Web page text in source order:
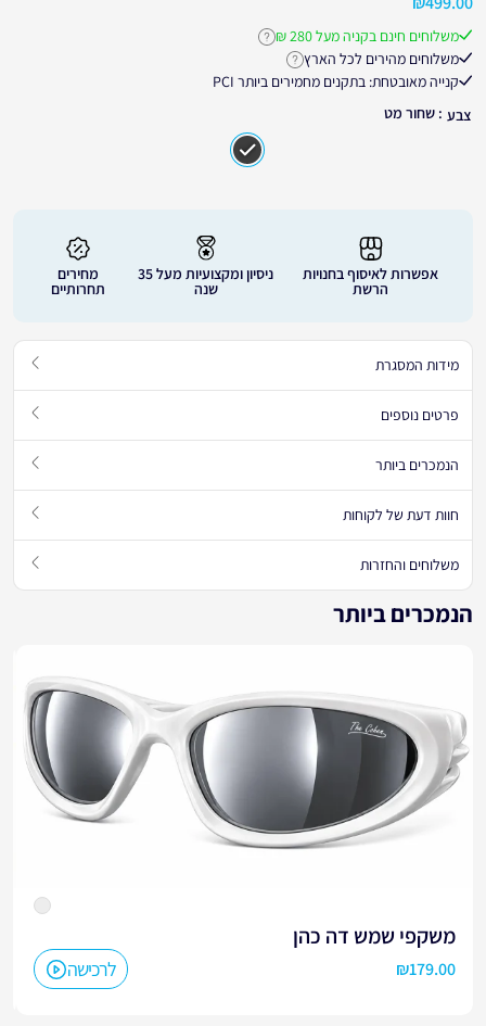
משלוחים חינם בקניה מעל 280 ₪ לחץ לקבלת פרטים נוספים על משלוחים
משלוחים מהירים לכל הארץלחץ לקבלת פרטים נוספים על זמני אספקה
קנייה מאובטחת: בתקנים מחמירים ביותר PCI
צבע : שחור מט
מחירים
תחרותיים
ניסיון ומקצועיות מעל 35
שנה
אפשרות לאיסוף בחנויות
הרשת
מידות המסגרת
פרטים נוספים
הנמכרים ביותר
חוות דעת של לקוחות
משלוחים והחזרות
הנמכרים ביותר
משקפי שמש דה כהן
לרכישה ₪179.00